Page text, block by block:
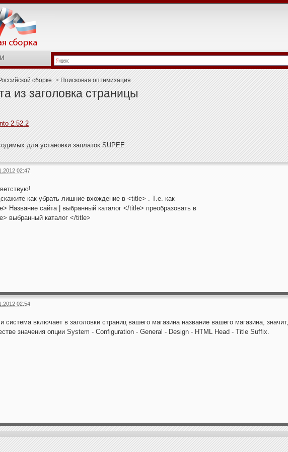
сборке > Поисковая оптимизация
из заголовка страницы
2.52.2
для установки заплаток SUPEE
02:47
как убрать лишние вхождение в <title> . Т.е. как
Название сайта | выбранный каталог </title> преобразовать в
выбранный каталог </title>
02:54
система включает в заголовки страниц вашего магазина название вашего магазина,
значения опции System - Configuration - General - Design - HTML Head - Title Suffix.